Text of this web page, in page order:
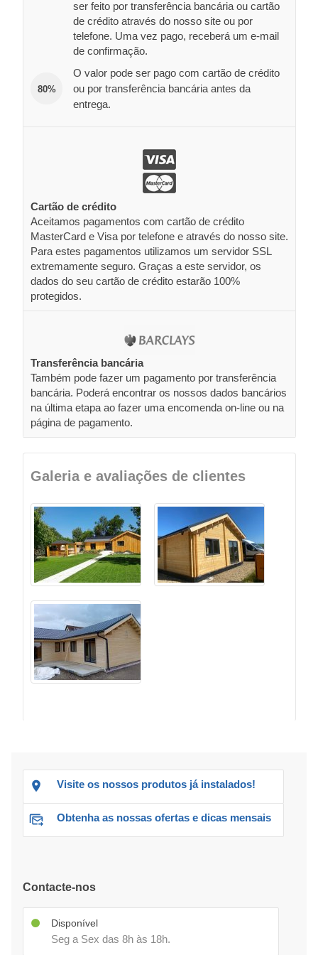
ser feito por transferência bancária ou cartão
de crédito através do nosso site ou por
telefone. Uma vez pago, receberá um e-mail
de confirmação.
80%
O valor pode ser pago com cartão de crédito
ou por transferência bancária antes da
entrega.
Cartão de crédito
Aceitamos pagamentos com cartão de crédito
MasterCard e Visa por telefone e através do nosso site.
Para estes pagamentos utilizamos um servidor SSL
extremamente seguro. Graças a este servidor, os
dados do seu cartão de crédito estarão 100%
protegidos.
Transferência bancária
Também pode fazer um pagamento por transferência
bancária. Poderá encontrar os nossos dados bancários
na última etapa ao fazer uma encomenda on-line ou na
página de pagamento.
Galeria e avaliações de clientes
Visite os nossos produtos já instalados!
Obtenha as nossas ofertas e dicas mensais
Contacte-nos
Disponível
Seg a Sex das 8h às 18h.